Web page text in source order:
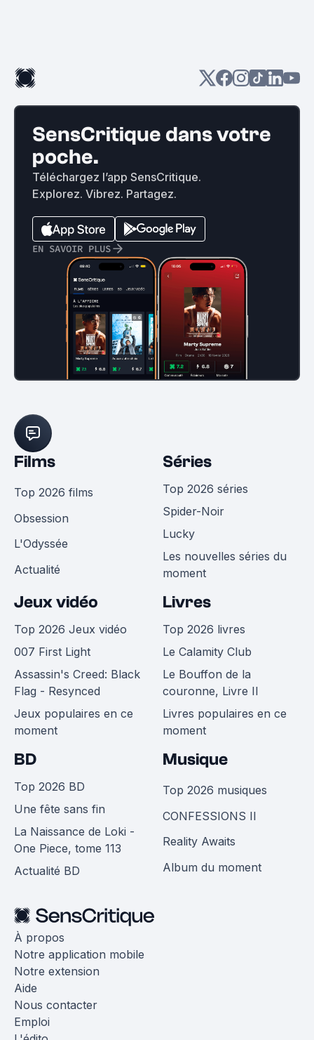
SensCritique dans votre
poche.
Téléchargez l’app SensCritique.
Explorez. Vibrez. Partagez.
EN SAVOIR PLUS
Films
Top 2026 films
Obsession
L'Odyssée
Actualité
Séries
Top 2026 séries
Spider-Noir
Lucky
Les nouvelles séries du
moment
Jeux vidéo
Top 2026 Jeux vidéo
007 First Light
Assassin's Creed: Black
Flag - Resynced
Jeux populaires en ce
moment
Livres
Top 2026 livres
Le Calamity Club
Le Bouffon de la
couronne, Livre II
Livres populaires en ce
moment
BD
Top 2026 BD
Une fête sans fin
La Naissance de Loki -
One Piece, tome 113
Actualité BD
Musique
Top 2026 musiques
CONFESSIONS II
Reality Awaits
Album du moment
À propos
Notre application mobile
Notre extension
Aide
Nous contacter
Emploi